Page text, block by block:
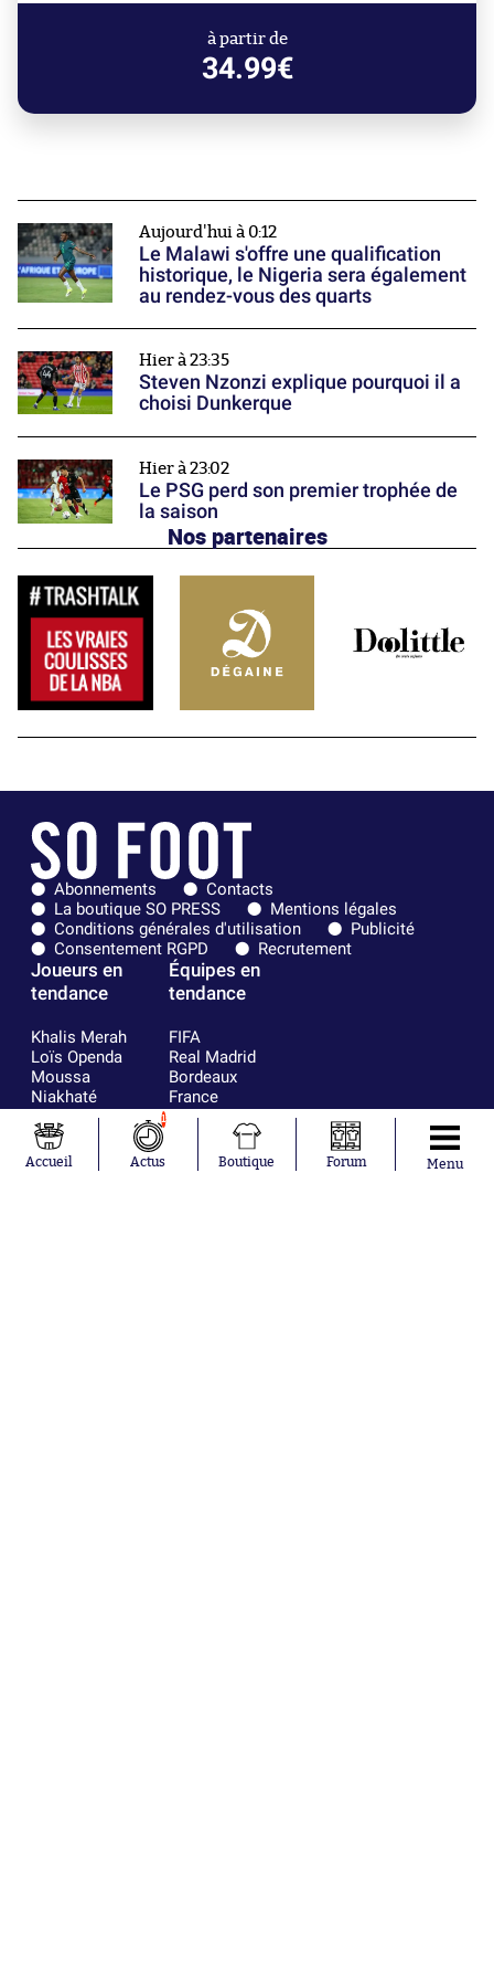
à partir de
34.99€
Aujourd'hui à 0:12
Le Malawi s'offre une qualification
historique, le Nigeria sera également
au rendez-vous des quarts
Hier à 23:35
Steven Nzonzi explique pourquoi il a
choisi Dunkerque
Hier à 23:02
Le PSG perd son premier trophée de
la saison
Nos partenaires
Abonnements
Contacts
La boutique SO PRESS
Mentions légales
Conditions générales d'utilisation
Publicité
Consentement RGPD
Recrutement
Joueurs en
tendance
Khalis Merah
Loïs Openda
Moussa
Niakhaté
Tagliafico
Pavel Šulc
Gauthier Hein
Équipes en
tendance
FIFA
Real Madrid
Bordeaux
France
Chelsea
Paris Saint-
Germain
Olympique
Accueil
1
Actus Boutique Forum Menu